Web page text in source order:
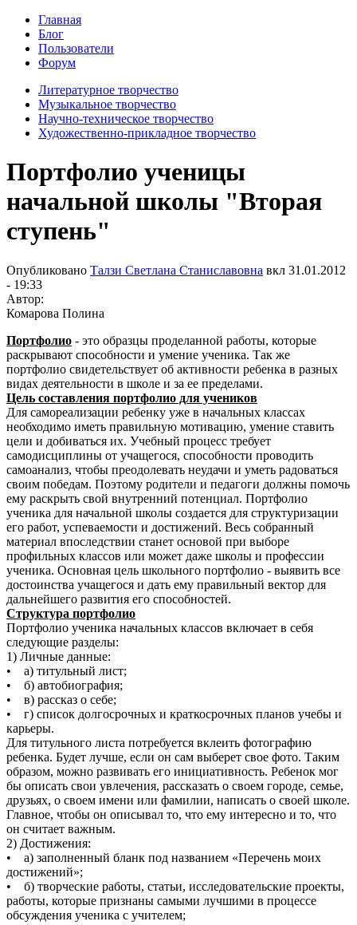
Главная
Блог
Пользователи
Форум
Литературное творчество
Музыкальное творчество
Научно-техническое творчество
Художественно-прикладное творчество
Портфолио ученицы
начальной школы "Вторая
ступень"
Опубликовано Талзи Светлана Станиславовна вкл 31.01.2012
- 19:33
Автор:
Комарова Полина
Портфолио - это образцы проделанной работы, которые
раскрывают способности и умение ученика. Так же
портфолио свидетельствует об активности ребенка в разных
видах деятельности в школе и за ее пределами.
Цель составления портфолио для учеников
Для самореализации ребенку уже в начальных классах
необходимо иметь правильную мотивацию, умение ставить
цели и добиваться их. Учебный процесс требует
самодисциплины от учащегося, способности проводить
самоанализ, чтобы преодолевать неудачи и уметь радоваться
своим победам. Поэтому родители и педагоги должны помочь
ему раскрыть свой внутренний потенциал. Портфолио
ученика для начальной школы создается для структуризации
его работ, успеваемости и достижений. Весь собранный
материал впоследствии станет основой при выборе
профильных классов или может даже школы и профессии
ученика. Основная цель школьного портфолио - выявить все
достоинства учащегося и дать ему правильный вектор для
дальнейшего развития его способностей.
Структура портфолио
Портфолио ученика начальных классов включает в себя
следующие разделы:
1) Личные данные:
• а) титульный лист;
• б) автобиография;
• в) рассказ о себе;
• г) список долгосрочных и краткосрочных планов учебы и
карьеры.
Для титульного листа потребуется вклеить фотографию
ребенка. Будет лучше, если он сам выберет свое фото. Таким
образом, можно развивать его инициативность. Ребенок мог
бы описать свои увлечения, рассказать о своем городе, семье,
друзьях, о своем имени или фамилии, написать о своей школе.
Главное, чтобы он описывал то, что ему интересно и то, что
он считает важным.
2) Достижения:
• а) заполненный бланк под названием «Перечень моих
достижений»;
• б) творческие работы, статьи, исследовательские проекты,
работы, которые признаны самыми лучшими в процессе
обсуждения ученика с учителем;